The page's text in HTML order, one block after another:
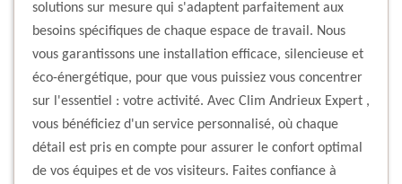
solutions sur mesure qui s'adaptent parfaitement aux
besoins spécifiques de chaque espace de travail. Nous
vous garantissons une installation efficace, silencieuse et
éco-énergétique, pour que vous puissiez vous concentrer
sur l'essentiel : votre activité. Avec Clim Andrieux Expert ,
vous bénéficiez d'un service personnalisé, où chaque
détail est pris en compte pour assurer le confort optimal
de vos équipes et de vos visiteurs. Faites confiance à